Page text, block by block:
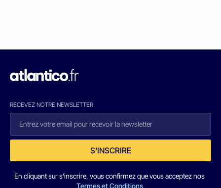
RECEVEZ NOTRE NEWSLETTER
S'INSCRIRE
En cliquant sur s'inscrire, vous confirmez que vous acceptez nos
Termes et Conditions